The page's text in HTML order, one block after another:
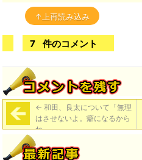
↑上再読み込み
7 件のコメント
← 和田、良太について「無理
はさせないよ。癖になるから
ね。」